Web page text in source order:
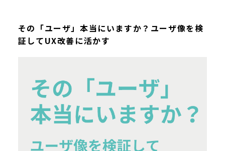
その「ユーザ」本当にいますか？ユーザ像を検
証してUX改善に活かす